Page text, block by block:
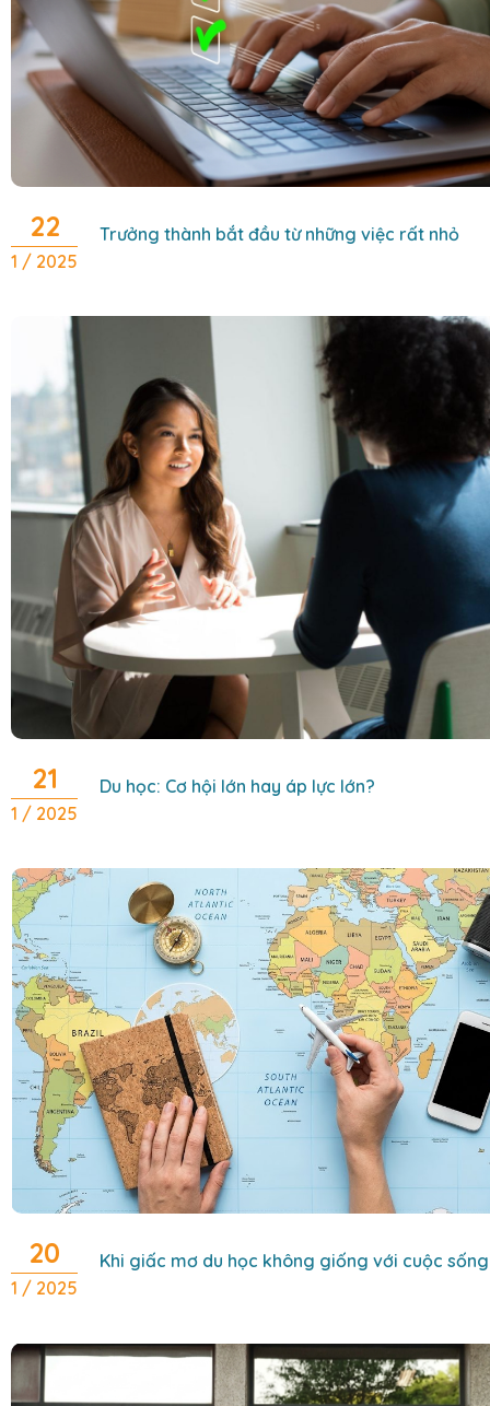
22
1 / 2025
Trưởng thành bắt đầu từ những việc rất nhỏ
21
1 / 2025
Du học: Cơ hội lớn hay áp lực lớn?
20
1 / 2025
Khi giấc mơ du học không giống với cuộc